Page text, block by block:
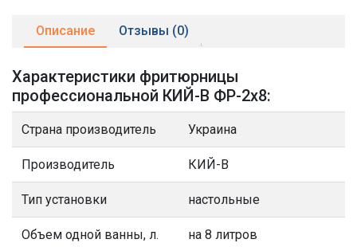
Описание Отзывы (0)
Характеристики фритюрницы
профессиональной КИЙ-В ФР-2х8:
Страна производитель Украина
Производитель КИЙ-В
Тип установки настольные
Объем одной ванны, л. на 8 литров